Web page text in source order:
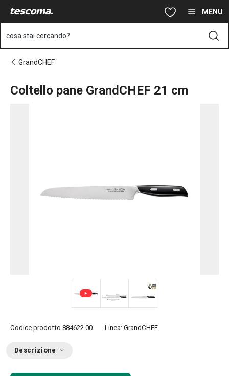
Vai al contenuto principale MENU
cosa stai cercando?
GrandCHEF
Coltello pane GrandCHEF 21 cm
Codice prodotto 884622.00 Linea: GrandCHEF
Descrizione